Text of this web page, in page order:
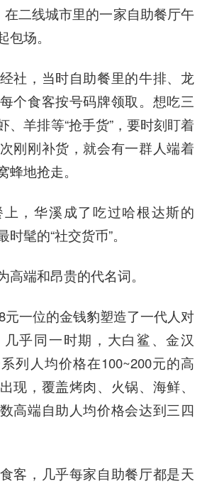
在二线城市里的一家自助餐厅午
场。
社，当时自助餐里的牛排、龙
个食客按号码牌领取。想吃三
、羊排等“抢手货”，要时刻盯着
刚刚补货，就会有一群人端着
地抢走。
，华溪成了吃过哈根达斯的
髦的“社交货币”。
高端和昂贵的代名词。
元一位的金钱豹塑造了一代人对
乎同一时期，大白鲨、金汉
列人均价格在100~200元的高
现，覆盖烤肉、火锅、海鲜、
高端自助人均价格会达到三四
客，几乎每家自助餐厅都是天